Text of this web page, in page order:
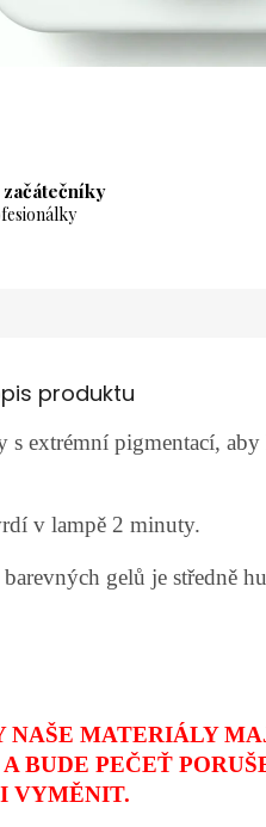
produktu
s extrémní pigmentací,
v lampě 2 minuty.
gelů je středně
NAŠE MATERIÁLY
BUDE PEČEŤ
VYMĚNIT.